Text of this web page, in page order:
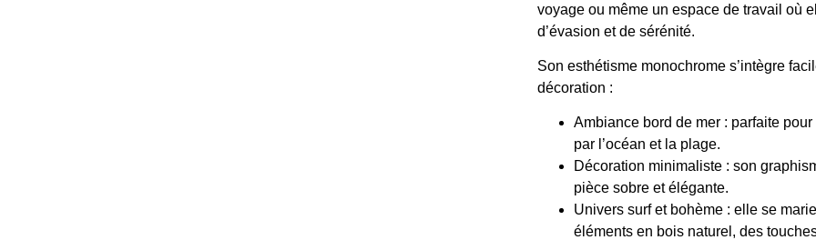
voyage ou même un espace de travail où
d’évasion et de sérénité.
Son esthétisme monochrome s’intègre
décoration :
Ambiance bord de mer : parfaite
par l’océan et la plage.
Décoration minimaliste : son
pièce sobre et élégante.
Univers surf et bohème : elle se
éléments en bois naturel, des